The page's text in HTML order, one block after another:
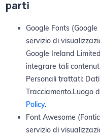
parti
Google Fonts
servizio di
Google Ireland
integrare tali
Personali trattati:
Tracciamento.Luogo
Policy.
Font Awesome
servizio di